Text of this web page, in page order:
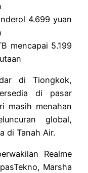
4.699 yuan
mencapai 5.199
di Tiongkok,
di pasar
masih menahan
global,
di Tanah Air.
Realme
Marsha